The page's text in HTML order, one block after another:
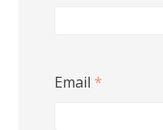
Email *